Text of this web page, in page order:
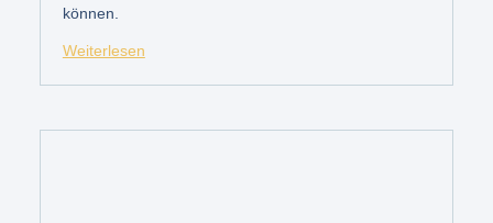
können.
Weiterlesen